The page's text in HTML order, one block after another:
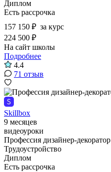
Диплом
Есть рассрочка
157 150 ₽ за курс
224 500 ₽
На сайт школы
Подробнее
4.4
71 отзыв
Skillbox
9 месяцев
видеоуроки
Профессия дизайнер-декоратор
Трудоустройство
Диплом
Есть рассрочка